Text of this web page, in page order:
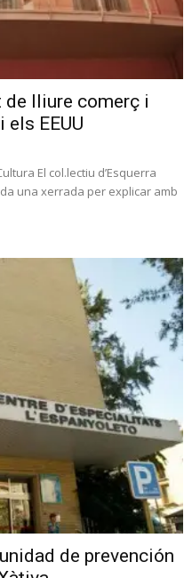
de lliure comerç i
els EEUU
El col.lectiu d’Esquerra
una xerrada per explicar amb
de prevención